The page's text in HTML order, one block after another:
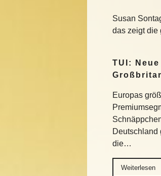
Susan
das zeigt die
TUI:
Europas
Deutschland
die…
Weiterlesen